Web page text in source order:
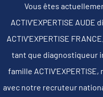
Vous êtes
ACTIV'EXPERTISE
ACTIV'EXPERTISE
tant que diagnostiqueur
famille
avec notre recruteur